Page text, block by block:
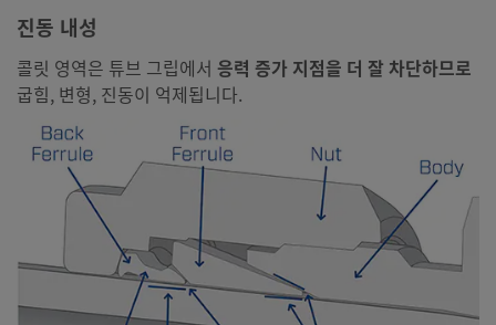
진동 내성
콜릿 영역은 튜브 그립에서 응력 증가 지점을 더 잘 차단하므로
굽힘, 변형, 진동이 억제됩니다.